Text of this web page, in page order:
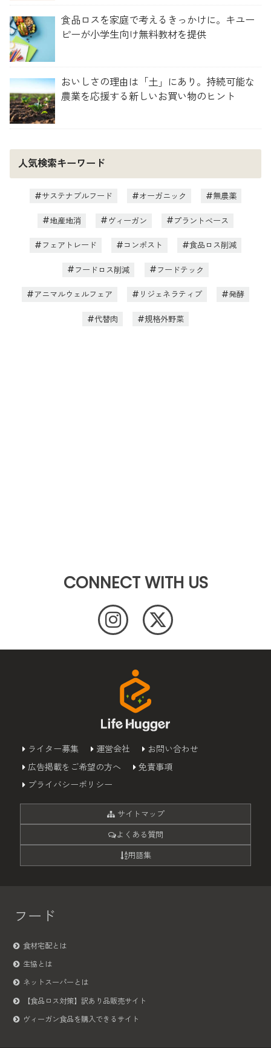
食品ロスを家庭で考えるきっかけに。キユー
ピーが小学生向け無料教材を提供
おいしさの理由は「土」にあり。持続可能な
農業を応援する新しいお買い物のヒント
人気検索キーワード
サステナブルフード オーガニック 無農薬
地産地消 ヴィーガン プラントベース
フェアトレード コンポスト 食品ロス削減
フードロス削減 フードテック
アニマルウェルフェア リジェネラティブ 発酵
代替肉 規格外野菜
CONNECT WITH US
ライター募集 運営会社
お問い合わせ
広告掲載をご希望の方へ
免責事項
プライバシーポリシー
サイトマップ
よくある質問
用語集
フード
食材宅配とは
生協とは
ネットスーパーとは
【食品ロス対策】訳あり品販売サイト
ヴィーガン食品を購入できるサイト